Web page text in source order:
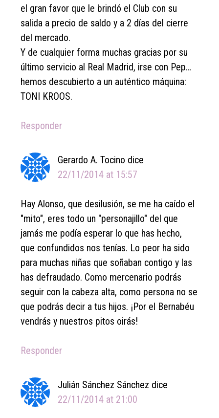
el gran favor que le brindó el Club con su
salida a precio de saldo y a 2 días del cierre
del mercado.
Y de cualquier forma muchas gracias por su
último servicio al Real Madrid, irse con Pep…
hemos descubierto a un auténtico máquina:
TONI KROOS.
Responder
Gerardo A. Tocino dice
22/11/2014 at 15:57
Hay Alonso, que desilusión, se me ha caído el
"mito", eres todo un "personajillo" del que
jamás me podía esperar lo que has hecho,
que confundidos nos tenías. Lo peor ha sido
para muchas niñas que soñaban contigo y las
has defraudado. Como mercenario podrás
seguir con la cabeza alta, como persona no se
que podrás decir a tus hijos. ¡Por el Bernabéu
vendrás y nuestros pitos oirás!
Responder
Julián Sánchez Sánchez dice
22/11/2014 at 21:00